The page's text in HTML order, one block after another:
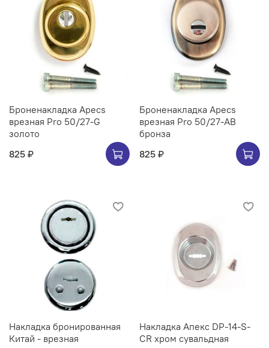
Броненакладка Apecs
врезная Pro 50/27-G
золото
825 ₽
Броненакладка Apecs
врезная Pro 50/27-AB
бронза
825 ₽
Накладка бронированная
Китай - врезная
Накладка Апекс DP-14-S-
CR хром сувальдная